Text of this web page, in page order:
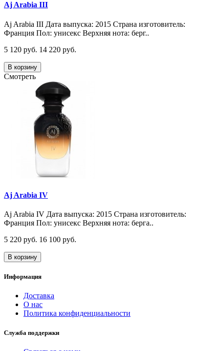
Aj Arabia III
Aj Arabia III Дата выпуска: 2015 Страна изготовитель:
Франция Пол: унисекс Верхняя нота: берг..
5 120 руб. 14 220 руб.
В корзину
Смотреть
Aj Arabia IV
Aj Arabia IV Дата выпуска: 2015 Страна изготовитель:
Франция Пол: унисекс Верхняя нота: берга..
5 220 руб. 16 100 руб.
В корзину
Информация
Доставка
О нас
Политика конфиденциальности
Служба поддержки